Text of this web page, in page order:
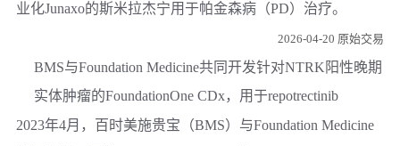
业化Junaxo的斯米拉杰宁用于帕金森病（PD）治疗。
2026-04-20 原始交易
BMS与Foundation Medicine共同开发针对NTRK阳性晚期
实体肿瘤的FoundationOne CDx，用于repotrectinib
2023年4月，百时美施贵宝（BMS）与Foundation Medicine